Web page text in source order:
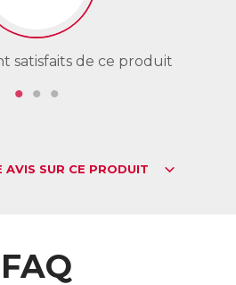
satisfaits de ce produit
AVIS SUR CE PRODUIT
FAQ